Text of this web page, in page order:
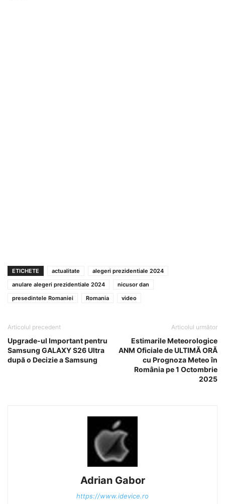
ETICHETE actualitate
alegeri prezidentiale 2024
anulare alegeri prezidentiale 2024
nicusor dan
presedintele Romaniei
Romania video
Articolul precedent
Upgrade-ul Important pentru
Samsung GALAXY S26 Ultra
după o Decizie a Samsung
Articolul următor
Estimarile Meteorologice
ANM Oficiale de ULTIMĂ ORĂ
cu Prognoza Meteo în
România pe 1 Octombrie
2025
Adrian Gabor
https://www.idevice.ro